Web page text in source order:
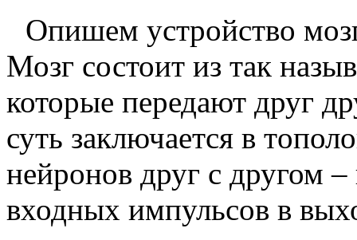
Опишем устройство
Мозг состоит из так
которые передают друг
суть заключается в
нейронов друг с другом
входных импульсов в